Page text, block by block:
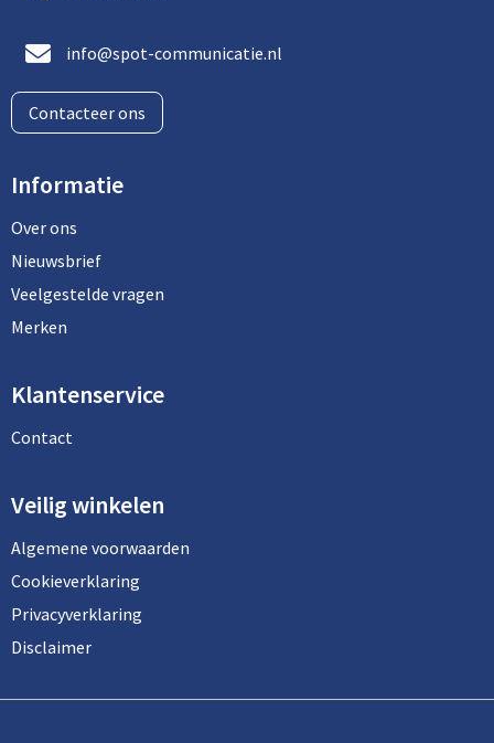
info@spot-communicatie.nl
Contacteer ons
Informatie
Over ons
Nieuwsbrief
Veelgestelde vragen
Merken
Klantenservice
Contact
Veilig winkelen
Algemene voorwaarden
Cookieverklaring
Privacyverklaring
Disclaimer